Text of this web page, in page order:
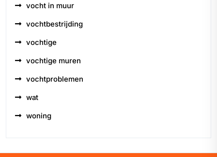
vocht in muur
vochtbestrijding
vochtige
vochtige muren
vochtproblemen
wat
woning